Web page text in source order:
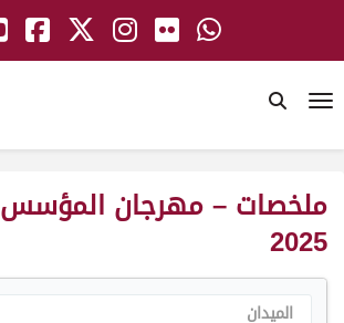
ملخصات – مهرجان المؤسس
2025
الميدان